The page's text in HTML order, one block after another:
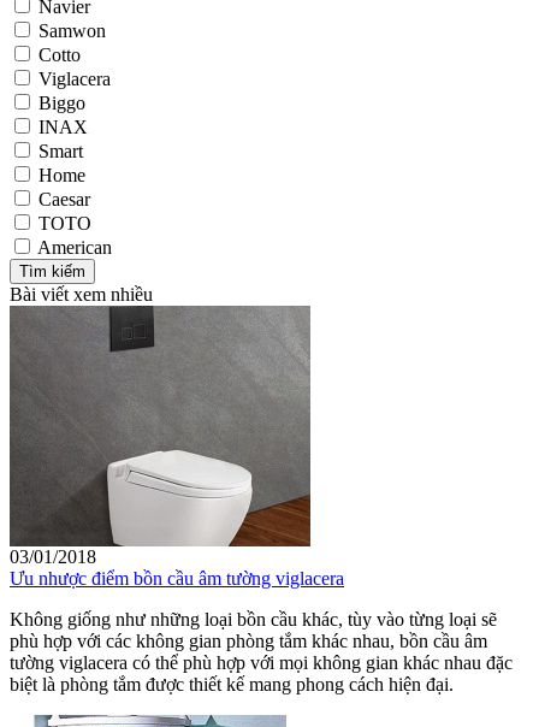
Navier
Samwon
Cotto
Viglacera
Biggo
INAX
Smart
Home
Caesar
TOTO
American
Bài viết xem nhiều
03/01/2018
Ưu nhược điểm bồn cầu âm tường viglacera
Không giống như những loại bồn cầu khác, tùy vào từng loại sẽ
phù hợp với các không gian phòng tắm khác nhau, bồn cầu âm
tường viglacera có thể phù hợp với mọi không gian khác nhau đặc
biệt là phòng tắm được thiết kế mang phong cách hiện đại.